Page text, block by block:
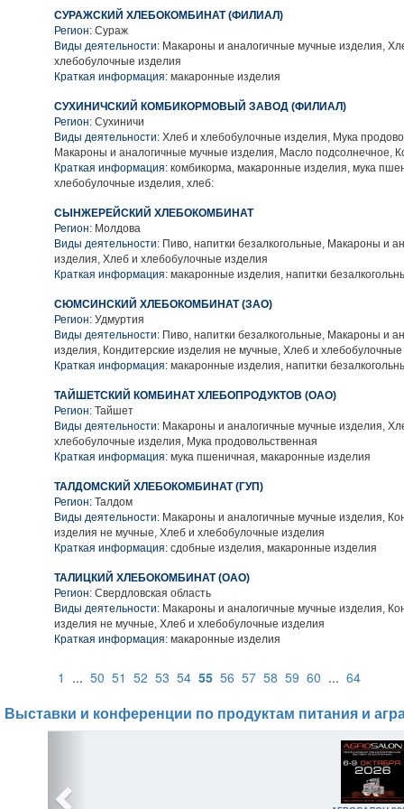
СУРАЖСКИЙ ХЛЕБОКОМБИНАТ (ФИЛИАЛ)
Регион: Сураж
Виды деятельности: Макароны и аналогичные мучные изделия,
хлебобулочные изделия
Краткая информация: макаронные изделия
СУХИНИЧСКИЙ КОМБИКОРМОВЫЙ ЗАВОД (ФИЛИАЛ)
Регион: Сухиничи
Виды деятельности: Хлеб и хлебобулочные изделия, Мука
Макароны и аналогичные мучные изделия, Масло подсолнечное,
Краткая информация: комбикорма, макаронные изделия, мука
хлебобулочные изделия, хлеб:
СЫНЖЕРЕЙСКИЙ ХЛЕБОКОМБИНАТ
Регион: Молдова
Виды деятельности: Пиво, напитки безалкогольные, Макароны и
изделия, Хлеб и хлебобулочные изделия
Краткая информация: макаронные изделия, напитки
СЮМСИНСКИЙ ХЛЕБОКОМБИНАТ (ЗАО)
Регион: Удмуртия
Виды деятельности: Пиво, напитки безалкогольные, Макароны и
изделия, Кондитерские изделия не мучные, Хлеб и
Краткая информация: макаронные изделия, напитки
ТАЙШЕТСКИЙ КОМБИНАТ ХЛЕБОПРОДУКТОВ (ОАО)
Регион: Тайшет
Виды деятельности: Макароны и аналогичные мучные изделия,
хлебобулочные изделия, Мука продовольственная
Краткая информация: мука пшеничная, макаронные изделия
ТАЛДОМСКИЙ ХЛЕБОКОМБИНАТ (ГУП)
Регион: Талдом
Виды деятельности: Макароны и аналогичные мучные изделия,
изделия не мучные, Хлеб и хлебобулочные изделия
Краткая информация: сдобные изделия, макаронные изделия
ТАЛИЦКИЙ ХЛЕБОКОМБИНАТ (ОАО)
Регион: Свердловская область
Виды деятельности: Макароны и аналогичные мучные изделия,
изделия не мучные, Хлеб и хлебобулочные изделия
Краткая информация: макаронные изделия
1 ... 50 51 52 53 54 55 56 57 58 59 60 ... 64
Выставки и конференции по продуктам питания и